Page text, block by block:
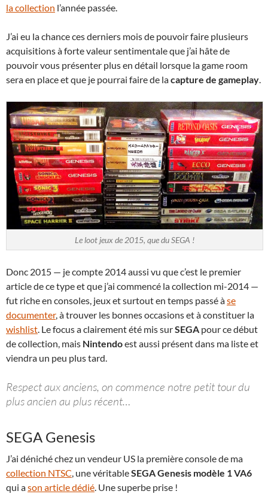
la collection l’année passée.
J’ai eu la chance ces derniers mois de pouvoir faire plusieurs
acquisitions à forte valeur sentimentale que j’ai hâte de
pouvoir vous présenter plus en détail lorsque la game room
sera en place et que je pourrai faire de lacapture de gameplay
Le loot jeux de 2015, que du SEGA !
Donc 2015 — je compte 2014 aussi vu que c’est le premier
article de ce type et que j’ai commencé la collection mi-2014 —
fut riche en consoles, jeux et surtout en temps passé àse
documenter, à trouver les bonnes occasions et à constituer la
wishlist. Le focus a clairement été mis surSEGA pour ce début
de collection, mais Nintendoest aussi présent dans ma liste et
viendra un peu plus tard.
Respect aux anciens, on commence notre petit tour du
plus ancien au plus récent…
SEGA Genesis
J’ai déniché chez un vendeur US la première console de ma
collection NTSC, une véritableSEGA Genesis modèle 1 VA6
qui ason article dédié. Une superbe prise !